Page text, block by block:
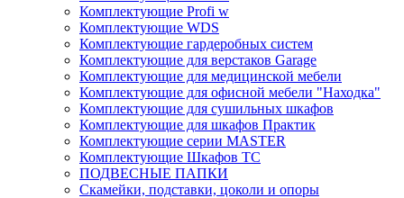
Комплектующие Profi w
Комплектующие WDS
Комплектующие гардеробных систем
Комплектующие для верстаков Garage
Комплектующие для медицинской мебели
Комплектующие для офисной мебели "Находка"
Комплектующие для сушильных шкафов
Комплектующие для шкафов Практик
Комплектующие серии MASTER
Комплектующие Шкафов ТС
ПОДВЕСНЫЕ ПАПКИ
Скамейки, подставки, цоколи и опоры